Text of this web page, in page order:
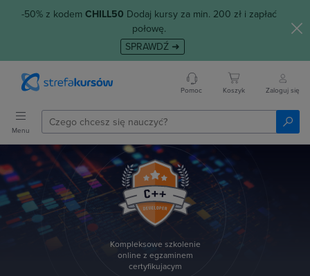
-50% z kodem CHILL50 Dodaj kursy za min. 200 zł i zapłać
połowę.
SPRAWDŹ ➜
Pomoc Koszyk Zaloguj się
Menu
Kompleksowe szkolenie
online z egzaminem
certyfikujacym